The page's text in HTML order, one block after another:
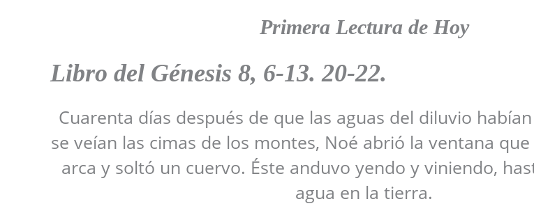
Primera Lectura de Hoy
Libro del Génesis 8, 6-13. 20-22.
Cuarenta días después de que las aguas del diluvio
se veían las cimas de los montes, Noé abrió la ventana
arca y soltó un cuervo. Éste anduvo yendo y viniendo,
agua en la tierra.